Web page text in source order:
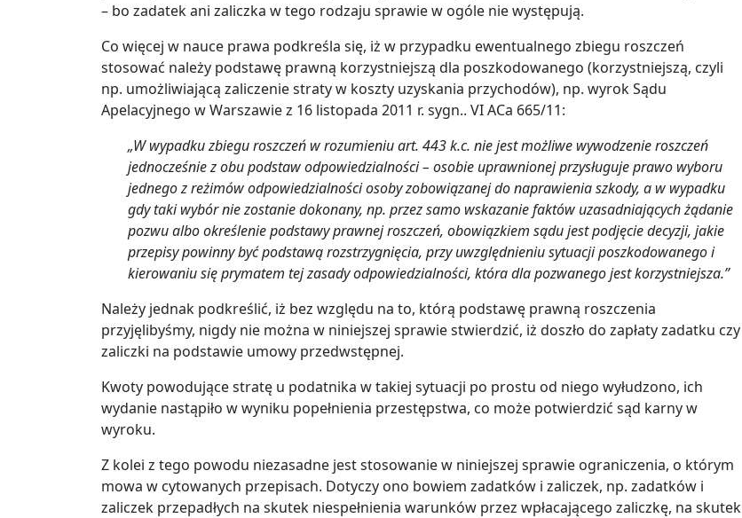
– bo zadatek ani zaliczka w tego rodzaju sprawie w ogóle nie występują.
Co więcej w nauce prawa podkreśla się, iż w przypadku ewentualnego zbiegu roszczeń
stosować należy podstawę prawną korzystniejszą dla poszkodowanego (korzystniejszą, czyli
np. umożliwiającą zaliczenie straty w koszty uzyskania przychodów), np. wyrok Sądu
Apelacyjnego w Warszawie z 16 listopada 2011 r. sygn.. VI ACa 665/11:
„W wypadku zbiegu roszczeń w rozumieniu art. 443 k.c. nie jest możliwe wywodzenie roszczeń
jednocześnie z obu podstaw odpowiedzialności – osobie uprawnionej przysługuje prawo wyboru
jednego z reżimów odpowiedzialności osoby zobowiązanej do naprawienia szkody, a w wypadku
gdy taki wybór nie zostanie dokonany, np. przez samo wskazanie faktów uzasadniających żądanie
pozwu albo określenie podstawy prawnej roszczeń, obowiązkiem sądu jest podjęcie decyzji, jakie
przepisy powinny być podstawą rozstrzygnięcia, przy uwzględnieniu sytuacji poszkodowanego i
kierowaniu się prymatem tej zasady odpowiedzialności, która dla pozwanego jest korzystniejsza.”
Należy jednak podkreślić, iż bez względu na to, którą podstawę prawną roszczenia
przyjęlibyśmy, nigdy nie można w niniejszej sprawie stwierdzić, iż doszło do zapłaty zadatku czy
zaliczki na podstawie umowy przedwstępnej.
Kwoty powodujące stratę u podatnika w takiej sytuacji po prostu od niego wyłudzono, ich
wydanie nastąpiło w wyniku popełnienia przestępstwa, co może potwierdzić sąd karny w
wyroku.
Z kolei z tego powodu niezasadne jest stosowanie w niniejszej sprawie ograniczenia, o którym
mowa w cytowanych przepisach. Dotyczy ono bowiem zadatków i zaliczek, np. zadatków i
zaliczek przepadłych na skutek niespełnienia warunków przez wpłacającego zaliczkę, na skutek